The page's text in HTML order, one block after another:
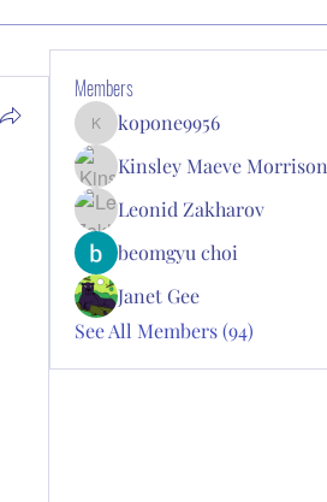
Members
kopone9956
kopone9956
Kinsley Maeve Morrison
Leonid Zakharov
beomgyu choi
Janet Gee
See All Members (94)